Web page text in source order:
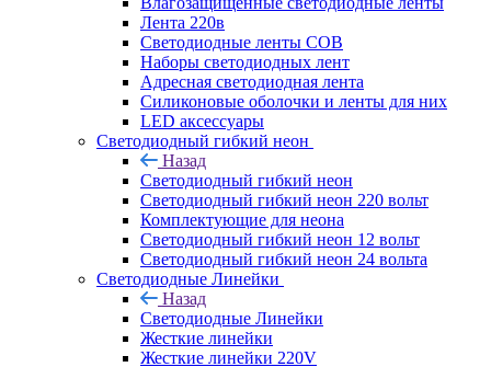
Лента 220в
Светодиодные ленты COB
Наборы светодиодных лент
Адресная светодиодная лента
Силиконовые оболочки и ленты для них
LED аксессуары
Светодиодный гибкий неон
Назад
Светодиодный гибкий неон
Светодиодный гибкий неон 220 вольт
Комплектующие для неона
Светодиодный гибкий неон 12 вольт
Светодиодный гибкий неон 24 вольта
Светодиодные Линейки
Назад
Светодиодные Линейки
Жесткие линейки
Жесткие линейки 220V